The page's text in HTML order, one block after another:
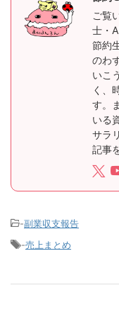
ご覧
士・
節約
のわ
いこ
く、
す。
いる
サラ
記事
-副業収支報告
-売上まとめ